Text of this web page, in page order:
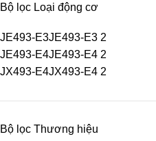
Bộ lọc Loại động cơ
JE493-E3JE493-E3 2
JE493-E4JE493-E4 2
JX493-E4JX493-E4 2
Bộ lọc Thương hiệu